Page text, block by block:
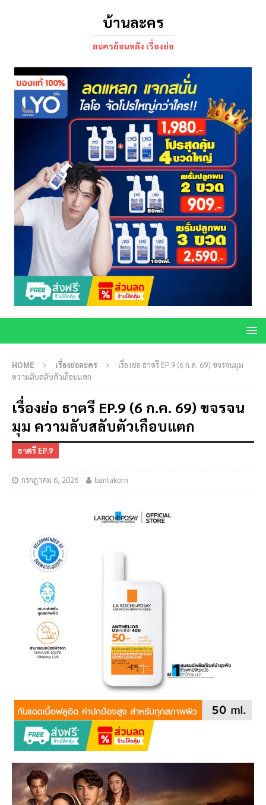
บ้านละคร
ละครย้อนหลัง เรื่องย่อ
HOME เรื่องย่อละคร
เรื่องย่อ ธาตรี EP.9 (6 ก.ค. 69) ขจรจนมุม
ความลับสลับตัวเกือบแตก
เรื่องย่อ ธาตรี EP.9 (6 ก.ค. 69) ขจรจน
มุม ความลับสลับตัวเกือบแตก
ธาตรี EP.9
กรกฎาคม 6, 2026 banlakorn